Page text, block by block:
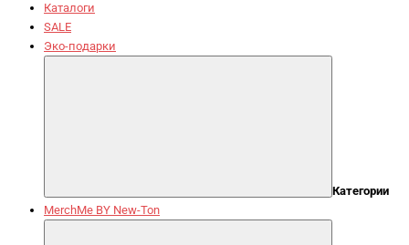
Каталоги
SALE
Эко-подарки
Категории
MerchMe BY New-Ton